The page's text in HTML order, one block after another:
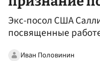
Экс-посол США
посвященные
Иван Половинин